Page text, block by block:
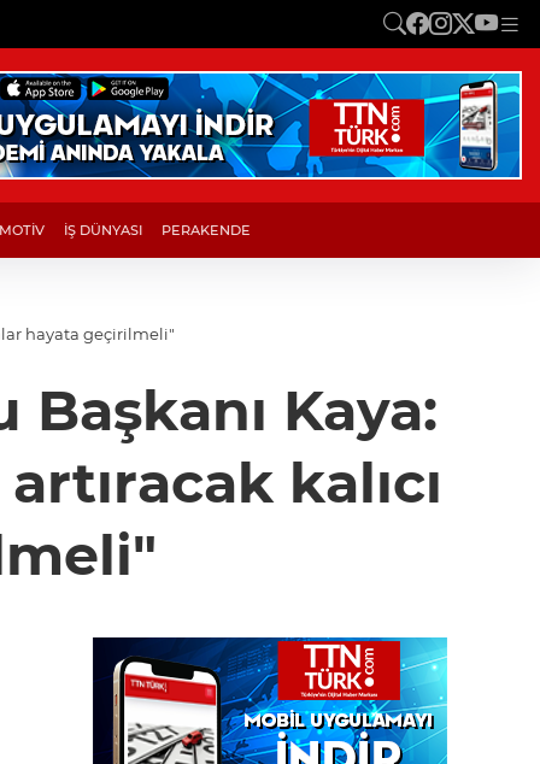
İŞ DÜNYASI PERAKENDE
hayata geçirilmeli"
Kaya:
kalıcı